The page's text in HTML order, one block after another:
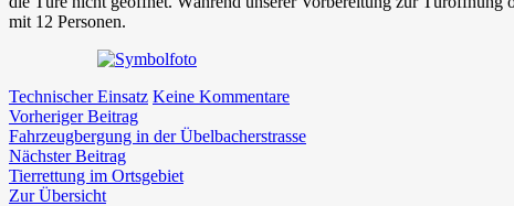
mit 12 Personen.
Technischer Einsatz Keine Kommentarezu
im
Beitragsnavigation
Vorheriger BeitragVorheriger
Beitrag:
Fahrzeugbergung in der Übelbacherstrasse
Nächster BeitragNächster
Beitrag:
Tierrettung im Ortsgebiet
Zur Übersicht